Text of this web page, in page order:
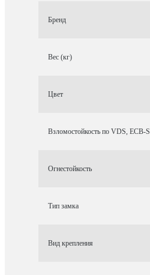
Бренд
Вес (кг)
Цвет
Взломостойкость по VDS, ECB-S
Огнестойкость
Тип замка
Вид крепления